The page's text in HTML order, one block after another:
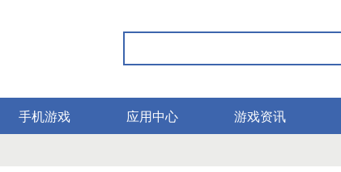
手机游戏 应用中心 游戏资讯